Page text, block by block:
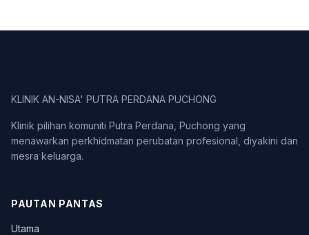
KLINIK AN-NISA' PUTRA PERDANA PUCHONG
Klinik pilihan komuniti Putra Perdana, Puchong yang
menawarkan perkhidmatan perubatan profesional, diyakini dan
mesra keluarga.
PAUTAN PANTAS
Utama